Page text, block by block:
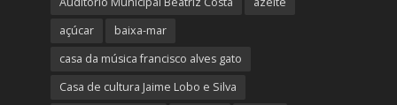
açúcar
baixa-mar
casa da música francisco alves gato
Casa de cultura Jaime Lobo e Silva